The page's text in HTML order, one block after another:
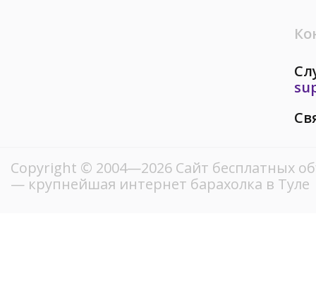
Copyright © 2004—2026 Сайт бесплатных
— крупнейшая интернет барахолка в Туле